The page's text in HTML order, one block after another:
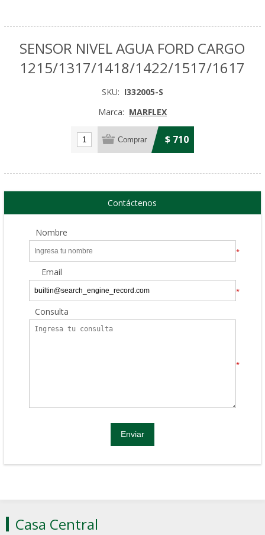
SENSOR NIVEL AGUA FORD CARGO
1215/1317/1418/1422/1517/1617
SKU: I332005-S
Marca: MARFLEX
$ 710
Contáctenos
Nombre
*
Email
*
Consulta
*
Casa Central